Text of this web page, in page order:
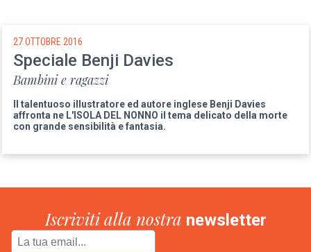
27 OTTOBRE 2016
Speciale Benji Davies
Bambini e ragazzi
Il talentuoso illustratore ed autore inglese Benji Davies
affronta ne L'ISOLA DEL NONNO il tema delicato della morte
con grande sensibilità e fantasia.
Iscriviti alla nostra newsletter